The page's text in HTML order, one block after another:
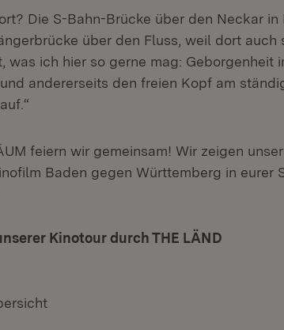
Die S-Bahn-Brücke über den Neckar in
über den Fluss, weil dort auch
was ich hier so gerne mag: Geborgenheit
andererseits den freien Kopf am
feiern wir gemeinsam! Wir zeigen
Baden gegen Württemberg in eurer
Kinotour durch THE LÄND